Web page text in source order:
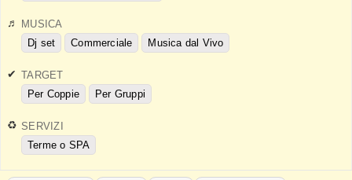
MUSICA
Dj set
Commerciale Musica dal Vivo
TARGET
Per Coppie
Per Gruppi
SERVIZI
Terme o SPA